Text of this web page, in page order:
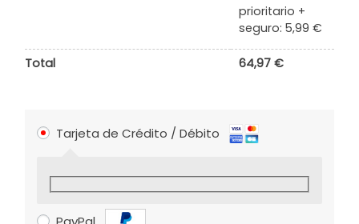
prioritario +
seguro: 5,99 €
Total 64,97 €
Tarjeta de Crédito / Débito